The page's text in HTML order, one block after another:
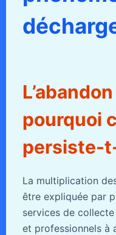
pourquoi
persiste-
La multiplication
être expliquée par
services de
et professionnels à